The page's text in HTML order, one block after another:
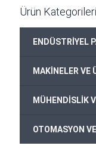
Ürün Kategorileri
ENDÜSTRİYEL
MAKİNELER VE
MÜHENDİSLİK
OTOMASYON